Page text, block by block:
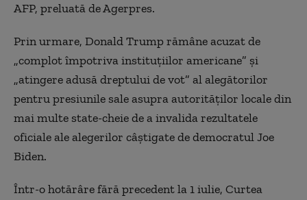
AFP, preluată de Agerpres.
Prin urmare, Donald Trump rămâne acuzat de
„complot împotriva instituţiilor americane” şi
„atingere adusă dreptului de vot” al alegătorilor
pentru presiunile sale asupra autorităţilor locale din
mai multe state-cheie de a invalida rezultatele
oficiale ale alegerilor câştigate de democratul Joe
Biden.
Într-o hotărâre fără precedent la 1 iulie, Curtea